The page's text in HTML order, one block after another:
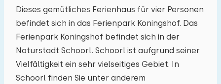
Dieses gemütliches Ferienhaus für vier Personen
befindet sich in das Ferienpark Koningshof. Das
Ferienpark Koningshof befindet sich in der
Naturstadt Schoorl. Schoorl ist aufgrund seiner
Vielfältigkeit ein sehr vielseitiges Gebiet. In
Schoorl finden Sie unter anderem
August 2026
Mo Di Mi Do Fr Sa So
27 28 29 30 31 01 02
03 04 05 06 07